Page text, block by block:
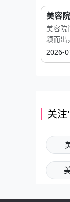
美容
美容院
颖而出
2026-
关